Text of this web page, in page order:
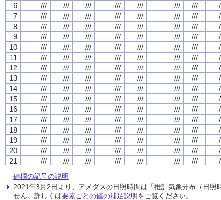
6
/// /// /// /// /// /// ///
7
/// /// /// /// /// /// ///
8
/// /// /// /// /// /// ///
9
/// /// /// /// /// /// ///
10
/// /// /// /// /// /// ///
11
/// /// /// /// /// /// ///
12
/// /// /// /// /// /// ///
13
/// /// /// /// /// /// ///
14
/// /// /// /// /// /// ///
15
/// /// /// /// /// /// ///
16
/// /// /// /// /// /// ///
17
/// /// /// /// /// /// ///
18
/// /// /// /// /// /// ///
19
/// /// /// /// /// /// ///
20
/// /// /// /// /// /// ///
21
/// /// /// /// /// /// ///
23
/// /// ///
24
/// /// /// /// /// /// ///
6
/// /// /// /// /// /// ///
7
/// /// /// /// /// /// ///
8
/// /// /// /// /// /// ///
9
/// /// /// /// /// /// ///
10
/// /// /// /// /// /// ///
11
/// /// /// /// /// /// ///
12
/// /// /// /// /// /// ///
13
/// /// /// /// /// /// ///
14
/// /// /// /// /// /// ///
15
/// /// /// /// /// /// ///
16
/// /// /// /// /// /// ///
17
/// /// /// /// /// /// ///
18
/// /// /// /// /// /// ///
19
/// /// /// /// /// /// ///
20
/// /// /// /// /// /// ///
21
/// /// /// /// /// /// ///
23
/// /// ///
24
/// /// /// /// /// /// ///
6
/// /// /// /// /// /// ///
7
/// /// /// /// /// /// ///
8
/// /// /// /// /// /// ///
9
/// /// /// /// /// /// ///
10
/// /// /// /// /// /// ///
11
/// /// /// /// /// /// ///
12
/// /// /// /// /// /// ///
13
/// /// /// /// /// /// ///
14
/// /// /// /// /// /// ///
15
/// /// /// /// /// /// ///
16
/// /// /// /// /// /// ///
17
/// /// /// /// /// /// ///
18
/// /// /// /// /// /// ///
19
/// /// /// /// /// /// ///
20
/// /// /// /// /// /// ///
21
/// /// /// /// /// /// ///
23
/// /// ///
24
/// /// /// /// /// /// ///
6
/// /// /// /// /// /// ///
7
/// /// /// /// /// /// ///
8
/// /// /// /// /// /// ///
9
/// /// /// /// /// /// ///
10
/// /// /// /// /// /// ///
11
/// /// /// /// /// /// ///
12
/// /// /// /// /// /// ///
13
/// /// /// /// /// /// ///
14
/// /// /// /// /// /// ///
15
/// /// /// /// /// /// ///
16
/// /// /// /// /// /// ///
17
/// /// /// /// /// /// ///
18
/// /// /// /// /// /// ///
19
/// /// /// /// /// /// ///
20
/// /// /// /// /// /// ///
21
/// /// /// /// /// /// ///
23
/// /// ///
24
/// /// /// /// /// /// ///
値欄の記号の説明
2021年3月2日より、アメダスの日照時間は「推計気象分布（日
せん。詳しくは要素ごとの値の補足説明をご覧ください。